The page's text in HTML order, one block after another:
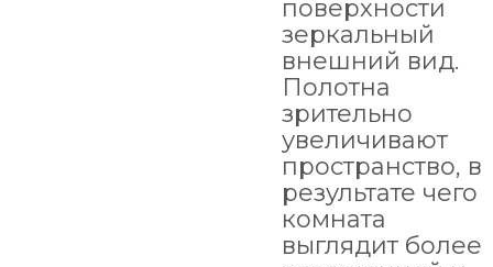
поверхности
зеркальный
внешний вид.
Полотна
зрительно
увеличивают
пространство, в
результате чего
комната
выглядит более